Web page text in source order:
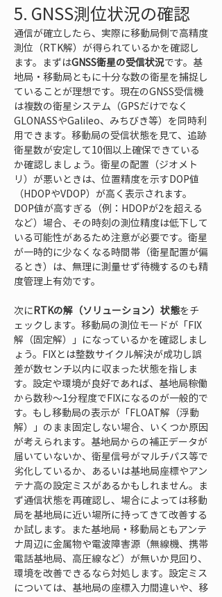
5. GNSS測位状況の確認
通信が確立したら、実際に移動局側で高精度
測位（RTK解）が得られているかを確認し
ます。まずはGNSS衛星の受信状況です。基
地局・移動局ともに十分な数の衛星を捕捉し
ていることが理想です。現在のGNSS受信機
は複数の衛星システム（GPSだけでなく
GLONASSやGalileo、みちびき等）を同時利
用できます。移動局の受信状態を見て、追跡
衛星数が安定して10個以上確保できている
か確認しましょう。衛星の配置（ジオメト
リ）が悪いときは、位置精度を示すDOP値
（HDOPやVDOP）が高く表示されます。
DOP値が高すぎる（例：HDOPが2を超える
など）場合、その時刻の測位精度は低下して
いる可能性があるため注意が必要です。衛星
が一時的に少なくなる時間帯（衛星配置が偏
るとき）は、無理に測量せず待機するのも精
度管理上有効です。
次にRTKの解（ソリューション）状態をチ
ェックします。移動局の測位モードが「FIX
解（固定解）」になっているかを確認しまし
ょう。FIXとは整数サイクル解決が成功し誤
差が数センチ以内に収まった状態を指しま
す。設定や環境が良好であれば、基地局稼働
から数秒～1分程度でFIXになるのが一般的で
す。もし移動局の表示が「FLOAT解（浮動
解）」のまま固定しない場合、いくつか原因
が考えられます。基地局からの補正データが
届いていないか、衛星信号がマルチパス等で
劣化しているか、あるいは基地局座標やアン
テナ高の設定ミスがあるかもしれません。ま
ず通信状態を再確認し、場合によっては移動
局を基地局に近い場所に持ってきて改善する
か試します。また基地局・移動局ともアンテ
ナ周辺に金属物や電波障害源（無線機、携帯
電話基地局、高圧線など）が無いか見回り、
環境を改善できるなら対処します。設定ミス
については、基地局の座標入力間違いや、移